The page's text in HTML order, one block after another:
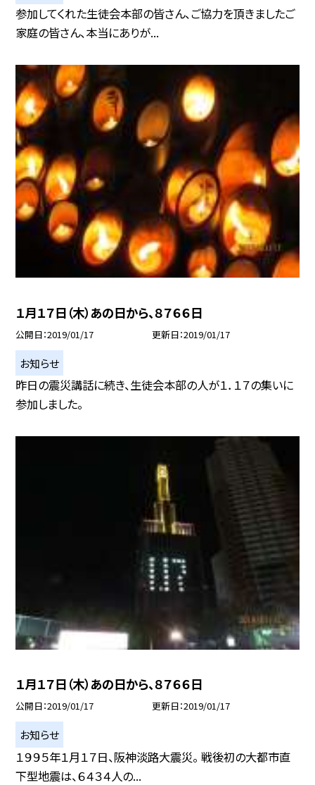
参加してくれた生徒会本部の皆さん、ご協力を頂きましたご
家庭の皆さん、本当にありが...
１月１７日（木）あの日から、８７６６日
公開日 2019/01/17 更新日 2019/01/17
お知らせ
昨日の震災講話に続き、生徒会本部の人が１．１７の集いに
参加しました。
１月１７日（木）あの日から、８７６６日
公開日 2019/01/17 更新日 2019/01/17
お知らせ
１９９５年１月１７日、阪神淡路大震災。 戦後初の大都市直
下型地震は、６４３４人の...